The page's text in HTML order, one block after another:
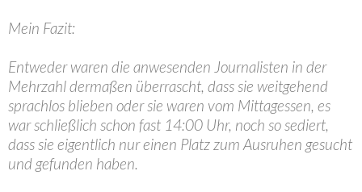
Mein Fazit:
Entweder waren die anwesenden Journalisten in der
Mehrzahl dermaßen überrascht, dass sie weitgehend
sprachlos blieben oder sie waren vom Mittagessen, es
war schließlich schon fast 14:00 Uhr, noch so sediert,
dass sie eigentlich nur einen Platz zum Ausruhen gesucht
und gefunden haben.